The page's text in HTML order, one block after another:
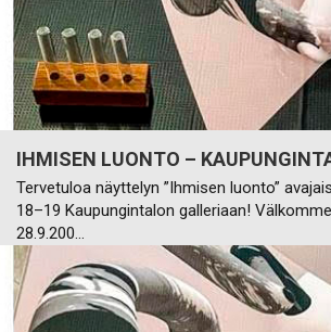
IHMISEN LUONTO –
Tervetuloa näyttelyn ”Ihmisen luonto”
18–19 Kaupungintalon galleriaan!
28.9.200…